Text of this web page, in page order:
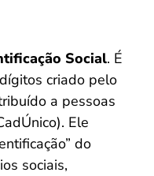
Social. É
criado pelo
a pessoas
Ele
do
sociais,